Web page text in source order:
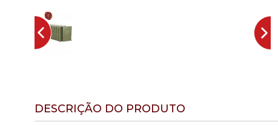
DESCRIÇÃO DO PRODUTO